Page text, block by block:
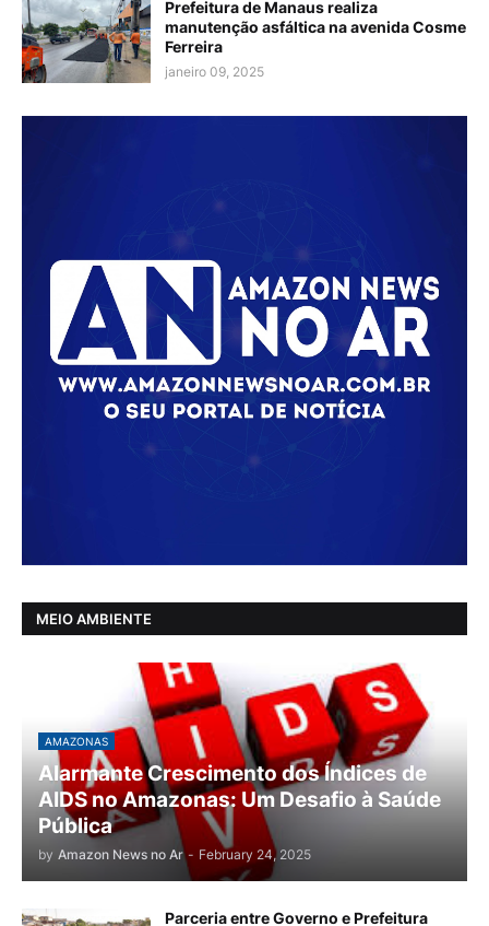
Prefeitura de Manaus realiza
manutenção asfáltica na avenida Cosme
Ferreira
janeiro 09, 2025
MEIO AMBIENTE
AMAZONAS
Alarmante Crescimento dos Índices de
AIDS no Amazonas: Um Desafio à Saúde
Pública
by Amazon News no Ar - February 24, 2025
Parceria entre Governo e Prefeitura